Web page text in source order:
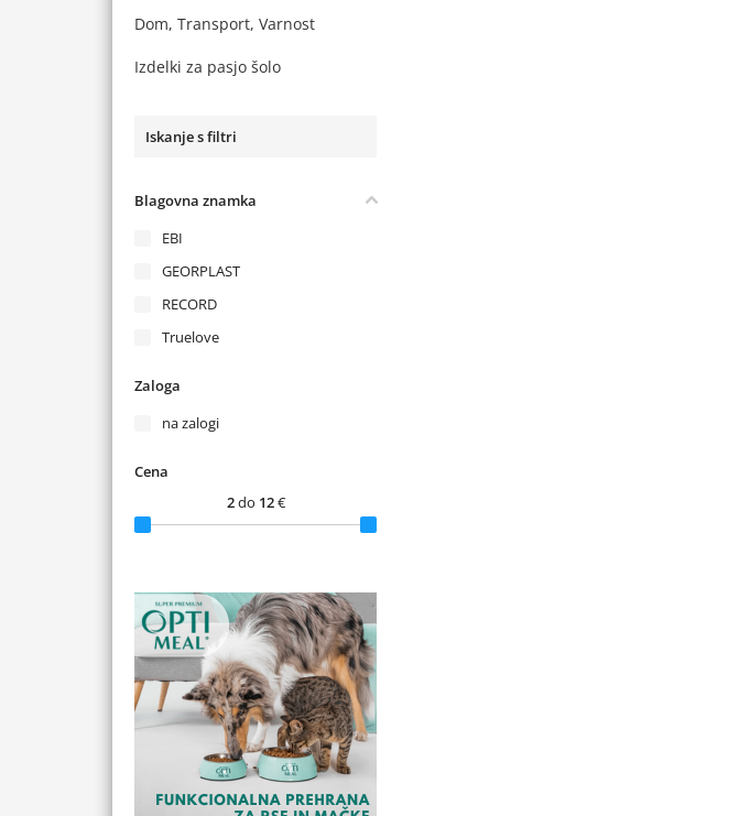
Dom, Transport, Varnost
Izdelki za pasjo šolo
Iskanje s filtri
Blagovna znamka
EBI
GEORPLAST
RECORD
Truelove
Zaloga
na zalogi
Cena
2do 12€